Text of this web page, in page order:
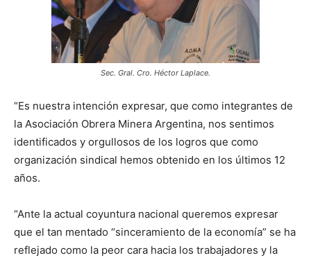
Sec. Gral. Cro. Héctor Laplace.
“Es nuestra intención expresar, que como integrantes de
la Asociación Obrera Minera Argentina, nos sentimos
identificados y orgullosos de los logros que como
organización sindical hemos obtenido en los últimos 12
años.
“Ante la actual coyuntura nacional queremos expresar
que el tan mentado “sinceramiento de la economía” se ha
reflejado como la peor cara hacia los trabajadores y la